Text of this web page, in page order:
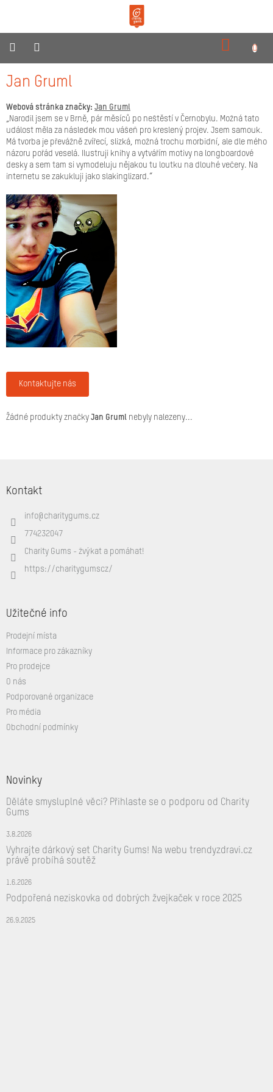
nás
Produkty
Reklamní
dárky
Pro
Neziskovky
Novinky
Kontakty
Značky
Přihlášení
Jan Gruml
Webová stránka značky: Jan Gruml
„Narodil jsem se v Brně, pár měsíců po neštěstí v Černobylu. Možná tato
událost měla za následek mou vášeň pro kreslený projev. Jsem samouk.
Má tvorba je převážně zvířecí, slizká, možná trochu morbidní, ale dle mého
názoru pořád veselá. Ilustruji knihy a vytvářím motivy na longboardové
desky a sem tam si vymodeluju nějakou tu loutku na dlouhé večery. Na
internetu se zakukluji jako slakinglizard.“
Kontaktujte nás
Žádné produkty značky Jan Gruml nebyly nalezeny...
Kontakt
info@ charitygums.cz
774232047
Charity Gums - žvýkat a pomáhat!
https://charitygumscz/
Užitečné info
Prodejní místa
Informace pro zákazníky
Pro prodejce
O nás
Podporované organizace
Pro média
Obchodní podmínky
Novinky
Děláte smysluplné věci? Přihlaste se o podporu od Charity
Gums
3.8.2026
Vyhrajte dárkový set Charity Gums! Na webu trendyzdravi.cz
právě probíhá soutěž
1.6.2026
Podpořená neziskovka od dobrých žvejkaček v roce 2025
26.9.2025